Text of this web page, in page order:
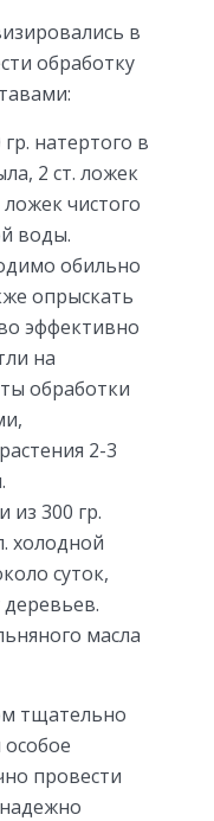
в
обработку
натертого в
2 ст. ложек
чистого
воды.
обильно
опрыскать
эффективно
на
обработки
2-3
из 300 гр.
холодной
суток,
масла
тщательно
провести